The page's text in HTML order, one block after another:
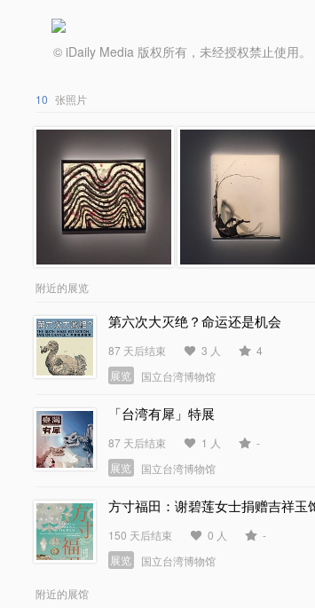
© iDaily Media 版权所有，未经授权禁止使用。
10 张照片
附近的展览
第六次大灭绝？命运还是机会
87 天后结束 3 人
4
展览
国立台湾博物馆
「台湾有犀」特展
87 天后结束 1 人
-
展览
国立台湾博物馆
方寸福田：谢碧莲女士捐赠吉祥玉
150 天后结束 0 人
-
展览
国立台湾博物馆
附近的展馆